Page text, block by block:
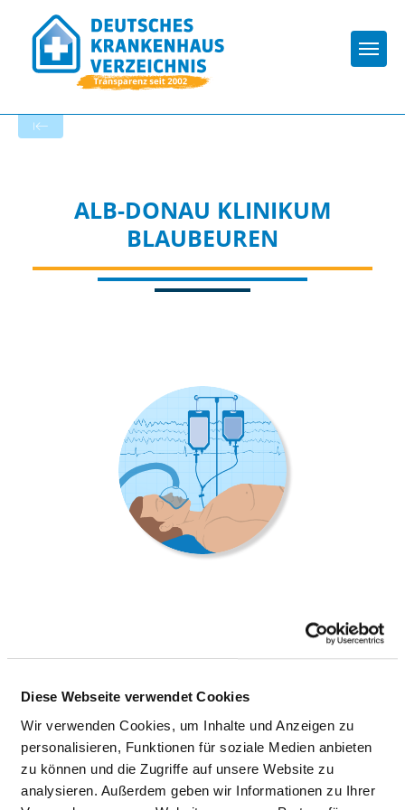
Diese Webseite verwendet Cookies
Wir verwenden Cookies, um Inhalte und Anzeigen zu
personalisieren, Funktionen für soziale Medien anbieten
zu können und die Zugriffe auf unsere Website zu
analysieren. Außerdem geben wir Informationen zu Ihrer
ALB-DONAU KLINIKUM
BLAUBEUREN
Ulmer Straße 26
89143 Blaubeuren
Tel.:07344-1706203
Fax: 07344-1706183
Mail:ed.hbmg-kda@ofni